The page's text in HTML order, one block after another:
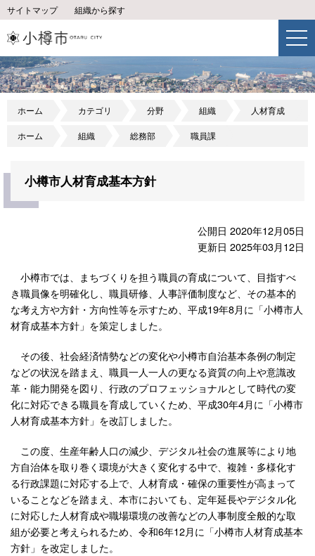
サイトマップ 組織から探す
ホーム カテゴリ 分野 組織 人材育成
ホーム 組織 総務部 職員課
小樽市人材育成基本方針
公開日 2020年12月05日
更新日 2025年03月12日
小樽市では、まちづくりを担う職員の育成について、目指すべ
き職員像を明確化し、職員研修、人事評価制度など、その基本的
な考え方や方針・方向性等を示すため、平成19年8月に「小樽市人
材育成基本方針」を策定しました。
その後、社会経済情勢などの変化や小樽市自治基本条例の制定
などの状況を踏まえ、職員一人一人の更なる資質の向上や意識改
革・能力開発を図り、行政のプロフェッショナルとして時代の変
化に対応できる職員を育成していくため、平成30年4月に「小樽市
人材育成基本方針」を改訂しました。
この度、生産年齢人口の減少、デジタル社会の進展等により地
方自治体を取り巻く環境が大きく変化する中で、複雑・多様化す
る行政課題に対応する上で、人材育成・確保の重要性が高まって
いることなどを踏まえ、本市においても、定年延長やデジタル化
に対応した人材育成や職場環境の改善などの人事制度全般的な取
組が必要と考えられるため、令和6年12月に「小樽市人材育成基本
方針」を改定しました。